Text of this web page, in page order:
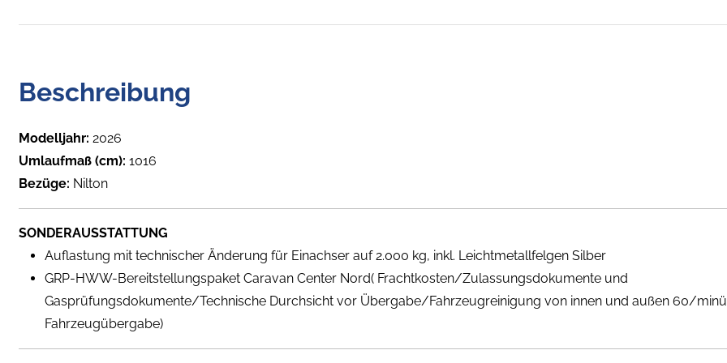
Beschreibung
Modelljahr: 2026
Umlaufmaß (cm): 1016
Bezüge: Nilton
SONDERAUSSTATTUNG
Auflastung mit technischer Änderung für Einachser auf 2.000 kg, inkl. Leichtmetallfelgen Silber
GRP-HWW-Bereitstellungspaket Caravan Center Nord( Frachtkosten/Zulassungsdokumente und
Gasprüfungsdokumente/Technische Durchsicht vor Übergabe/Fahrzeugreinigung von innen und außen 60/
Fahrzeugübergabe)